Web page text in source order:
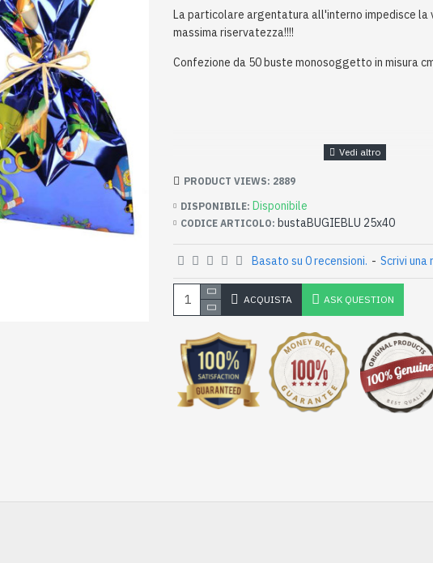
La particolare argentatura all'interno impedisce la
massima riservatezza!!!!
Confezione da 50 buste monosoggetto in misura
DISPONIBILE: Disponibile
CODICE ARTICOLO: bustaBUGIEBLU 25x40
PRODUCT VIEWS: 2889
Basato su 0 recensioni. - Scrivi una
ACQUISTA ASK QUESTION